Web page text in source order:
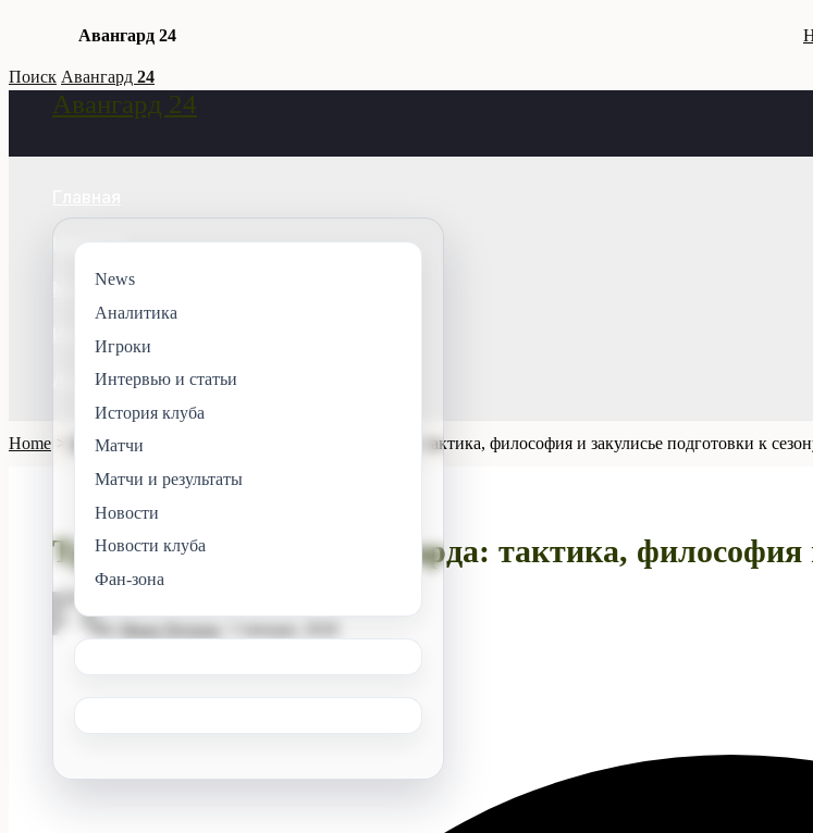
Авангард 24
Skip
Поиск Авангард 24
Авангард 24
Новости
Матчи
Аналитика
Home История клуба Тренерский штаб Авангарда: тактика, философия и закулисье подготовки к
Тренерский штаб Авангарда: тактика, философия
Иван Петров
News
Аналитика
Игроки
Интервью и статьи
История клуба
Матчи
Матчи и результаты
Новости
Новости клуба
Фан-зона